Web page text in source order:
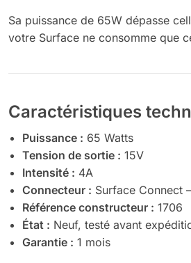
Sa puissance de 65W dépasse
votre Surface ne consomme que
Caractéristiques
Puissance : 65 Watts
Tension de sortie : 15V
Intensité : 4A
Connecteur : Surface Connect
Référence constructeur : 1706
État : Neuf, testé avant
Garantie : 1 mois